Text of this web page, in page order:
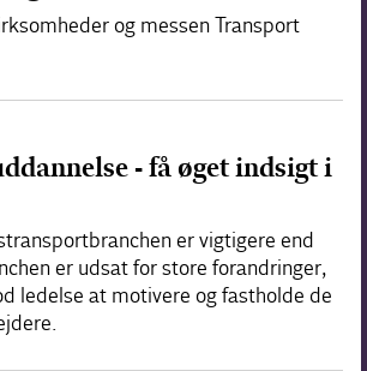
og messen Transport
- få øget indsigt i
er vigtigere end
er udsat for store forandringer,
ledelse at motivere og fastholde de